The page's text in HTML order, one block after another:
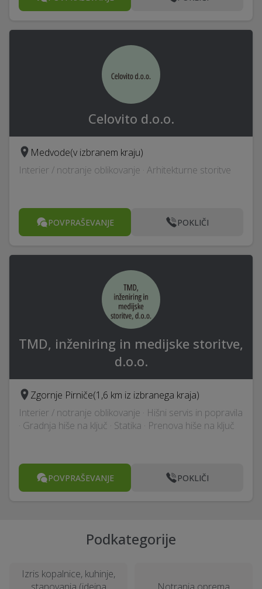
Celovito d.o.o.
Medvode(v izbranem kraju)
Interier / notranje oblikovanje · Arhitekturne storitve
POVPRAŠEVANJE POKLIČI
TMD, inženiring in medijske storitve,
d.o.o.
Zgornje Pirniče(1,6 km iz izbranega kraja)
Interier / notranje oblikovanje · Hišni servis in popravila
· Gradnja hiše na ključ · Statika · Prenova hiše na ključ
POVPRAŠEVANJE POKLIČI
Podkategorije
Izris kopalnice, kuhinje,